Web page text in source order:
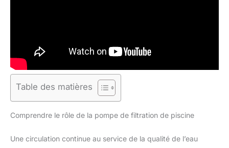
Table des matières
Comprendre le rôle de la pompe de filtration de piscine
Une circulation continue au service de la qualité de l’eau